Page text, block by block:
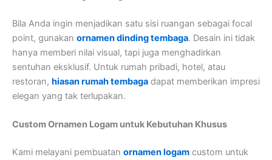
Bila Anda ingin menjadikan satu sisi ruangan sebagai focal
point, gunakan ornamen dinding tembaga. Desain ini tidak
hanya memberi nilai visual, tapi juga menghadirkan
sentuhan eksklusif. Untuk rumah pribadi, hotel, atau
restoran, hiasan rumah tembaga dapat memberikan impresi
elegan yang tak terlupakan.
Custom Ornamen Logam untuk Kebutuhan Khusus
Kami melayani pembuatan ornamen logam custom untuk